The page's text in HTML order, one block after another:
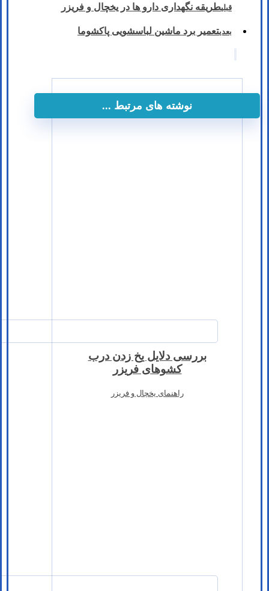
قبلیطریقه نگهداری دارو ها در یخچال و فریزر
بعدیتعمیر برد ماشین لباسشویی پاکشوما
نوشته های مرتبط ...
بررسی دلایل یخ زدن درب
کشوهای فریزر
راهنمای یخچال و فریزر